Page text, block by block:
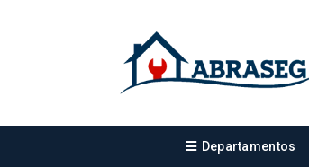
Departamentos